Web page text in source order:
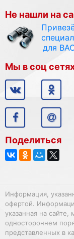
Не нашли на
для
Мы в соц
Поделиться
Информация,
офертой.
указанная на
одностороннем
представленных в